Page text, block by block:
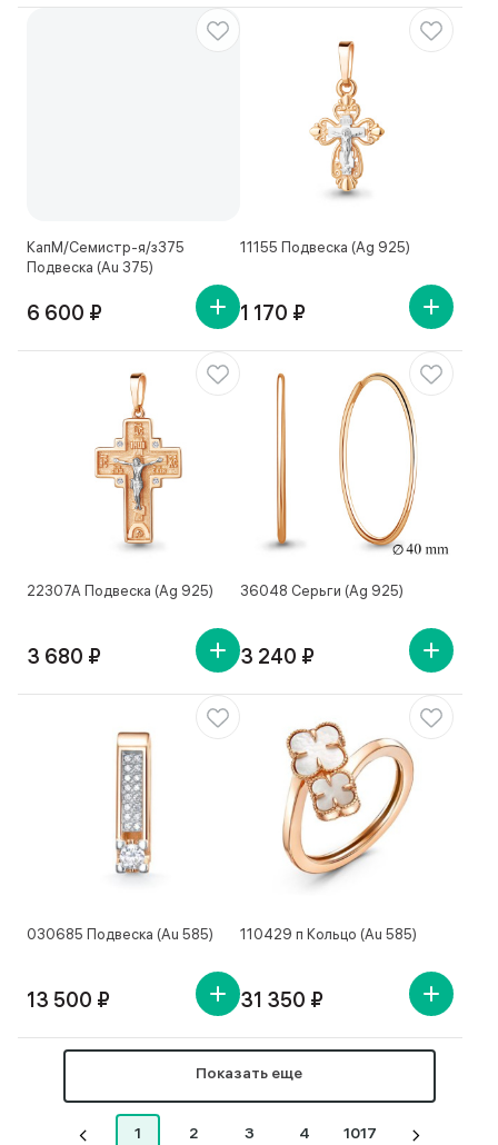
КапМ/Семистр-я/з375
Подвеска (Au 375)
6 600 ₽
11155 Подвеска (Ag 925)
1 170 ₽
22307А Подвеска (Ag 925)
3 680 ₽
36048 Серьги (Ag 925)
3 240 ₽
030685 Подвеска (Au 585)
13 500 ₽
110429 п Кольцо (Au 585)
31 350 ₽
Показать еще
1 2 3 4 1017